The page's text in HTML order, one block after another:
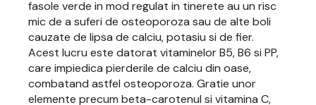
fasole verde in mod regulat in tinerete au un risc
mic de a suferi de osteoporoza sau de alte boli
cauzate de lipsa de calciu, potasiu si de fier.
Acest lucru este datorat vitaminelor B5, B6 si PP,
care impiedica pierderile de calciu din oase,
combatand astfel osteoporoza. Gratie unor
elemente precum beta-carotenul si vitamina C,